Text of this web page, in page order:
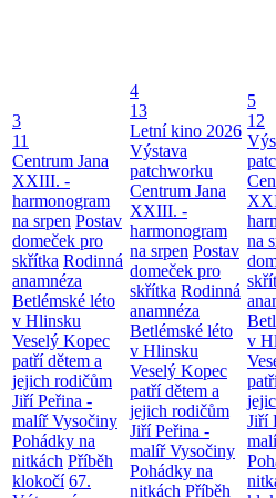
3
11
Centrum Jana
XXIII. -
harmonogram
na srpen Postav
domeček pro
skřítka Rodinná
anamnéza
Betlémské léto
v Hlinsku
Veselý Kopec
patří dětem a
jejich rodičům
Jiří Peřina -
malíř Vysočiny
Pohádky na
nitkách Příběh
klokočí 67.
4
13
Letní kino 2026
Výstava
patchworku
Centrum Jana
XXIII. -
harmonogram
na srpen Postav
domeček pro
skřítka Rodinná
anamnéza
Betlémské léto
v Hlinsku
Veselý Kopec
patří dětem a
jejich rodičům
Jiří Peřina -
malíř Vysočiny
Pohádky na
nitkách Příběh
5
12
na
v
Jiří